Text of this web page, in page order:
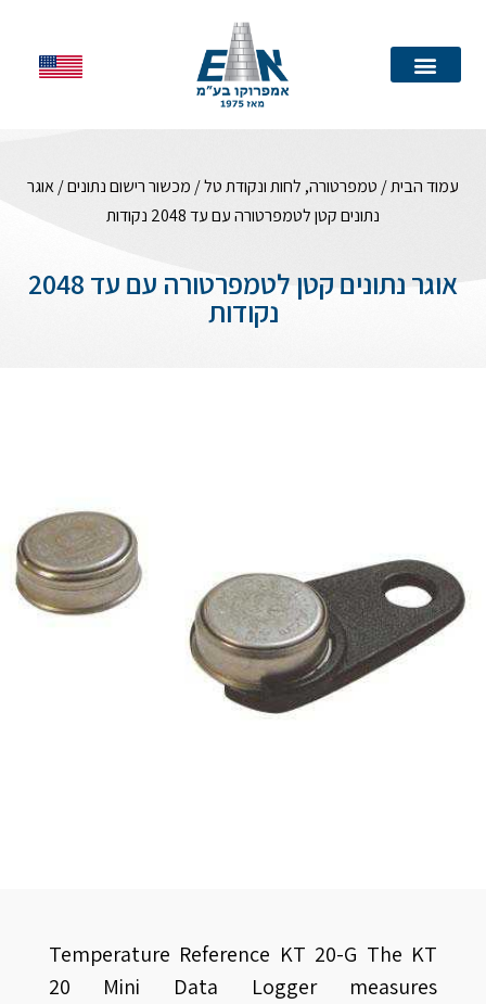
עמוד הבית/ טמפרטורה, לחות ונקודת טל/ מכשור רישום נתונים/ אוגר
נתונים קטן לטמפרטורה עם עד 2048 נקודות
אוגר נתונים קטן לטמפרטורה עם עד 2048
נקודות
Temperature Reference KT 20-G The KT
20 Mini Data Logger measures